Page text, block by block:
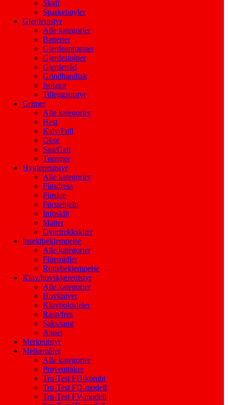
Skaft
Sparkebøyler
Gjerdeutstyr
Alle kategorier
Batterier
Gjerdeapparater
Gjerdestolper
Gjerdetråd
Grindhandtak
Isolator
Tilleggsutstyr
Grimer
Alle kategorier
Hest
Kalv/Føll
Okse
Sau/Geit
Tømmer
Hygieneutstyr
Alle kategorier
Fjøsdress
Fjøslue
Førstehjelp
Infoskilt
Matter
Overtrekksklær
Insektbekjempelse
Alle kategorier
Fluemidler
Rottebekjempelse
Klov/hovskjæreutstyr
Alle kategorier
Hovkniver
Klovboksdeler
Rasp/fres
Saks/tang
Annet
Merkeutstyr
Melkemåler
Alle kategorier
Prøveuttaker
Tru-Test FD-kombi
Tru-Test FD-modell
Tru-Test FV-modell